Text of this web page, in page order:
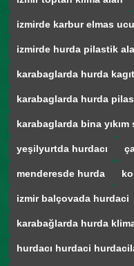
izmirde karbur elmas
izmirde hurda pilastik
karabaglarda hurda
karabaglarda hurda
karabaglarda bina
yeşilyurtda hurdacı
menderesde hurda
izmir balçovada hurdaci
karabağlarda hurda
hurdacı hurdaci